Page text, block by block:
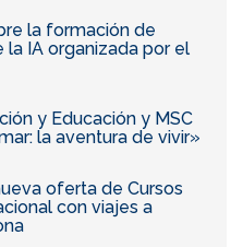
la formación de
IA organizada por el
y Educación y MSC
la aventura de vivir»
oferta de Cursos
con viajes a